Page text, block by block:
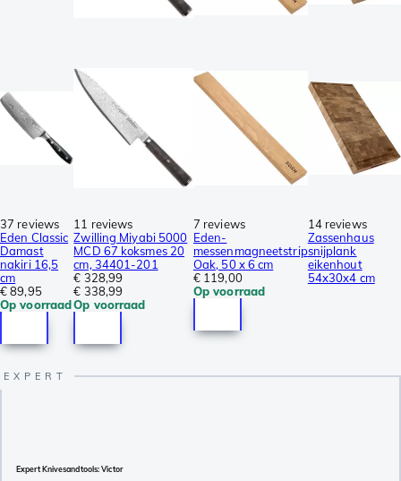
37 reviews
Eden Classic
Damast
nakiri 16,5
cm
€ 89,95
Op voorraad
11 reviews
Zwilling Miyabi 5000
MCD 67 koksmes 20
cm, 34401-201
€ 328,99
€ 338,99
Op voorraad
7 reviews
Eden-
messenmagneetstrip
Oak, 50 x 6 cm
€ 119,00
Op voorraad
14 reviews
Zassenhaus
snijplank
eikenhout
54x30x4 cm
Expert Knivesandtools: Victor